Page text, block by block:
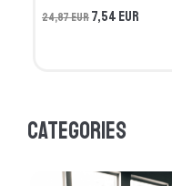
24,87 EUR7,54 EUR
Categories